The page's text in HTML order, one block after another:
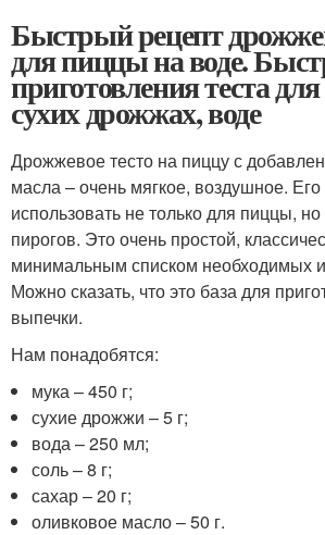
Быстрый рецепт
для пиццы на воде.
приготовления теста
сухих дрожжах, воде
Дрожжевое тесто на пиццу с
масла – очень мягкое, воздушное.
использовать не только для пиццы,
пирогов. Это очень простой,
минимальным списком необходимых
Можно сказать, что это база для
выпечки.
Нам понадобятся:
мука – 450 г;
сухие дрожжи – 5 г;
вода – 250 мл;
соль – 8 г;
сахар – 20 г;
оливковое масло – 50 г.